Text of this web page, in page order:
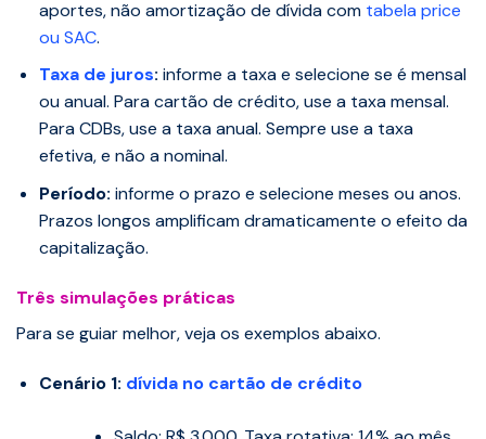
aportes, não amortização de dívida com tabela price
ou SAC.
Taxa de juros: informe a taxa e selecione se é mensal
ou anual. Para cartão de crédito, use a taxa mensal.
Para CDBs, use a taxa anual. Sempre use a taxa
efetiva, e não a nominal.
Período: informe o prazo e selecione meses ou anos.
Prazos longos amplificam dramaticamente o efeito da
capitalização.
Três simulações práticas
Para se guiar melhor, veja os exemplos abaixo.
Cenário 1: dívida no cartão de crédito